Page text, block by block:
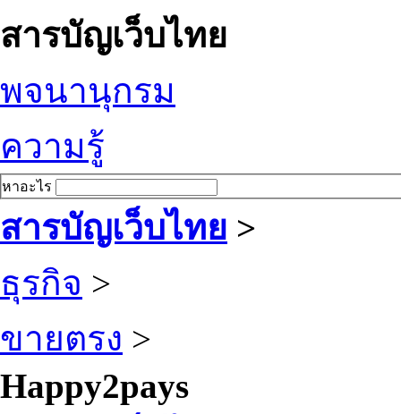
สารบัญเว็บไทย
พจนานุกรม
ความรู้
หาอะไร
สารบัญเว็บไทย >
ธุรกิจ >
ขายตรง >
Happy2pays